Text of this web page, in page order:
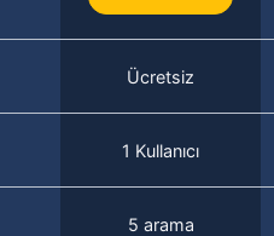
Ücretsiz
1 Kullanıcı
5 arama